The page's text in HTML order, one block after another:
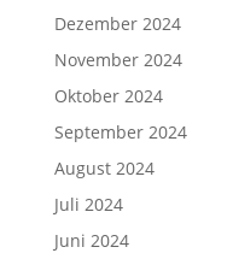
Dezember 2024
November 2024
Oktober 2024
September 2024
August 2024
Juli 2024
Juni 2024